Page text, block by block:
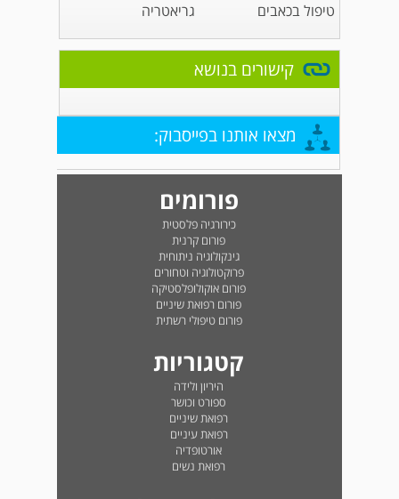
טיפול בכאבים גריאטריה
קישורים בנושא
מצאו אותנו בפייסבוק:
פורומים
כירורגיה פלסטית
פורום קרנית
גינקולוגיה ניתוחית
פרוקטולוגיה וטחורים
פורום אוקולופלסטיקה
פורום רפואת שיניים
פורום טיפולי רשתית
קטגוריות
היריון ולידה
ספורט וכושר
רפואת שיניים
רפואת עיניים
אורטופדיה
רפואת נשים